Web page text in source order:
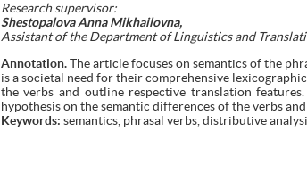
Research supervisor:
Shestopalova Anna Mikhailovna,
Assistant of the Department of Linguistics and
Annotation.The article focuses on semantics of the
is a societal need for their comprehensive
the verbs and outline respective translation
hypothesis on the semantic differences of the verbs
Keywords: semantics, phrasal verbs, distributive